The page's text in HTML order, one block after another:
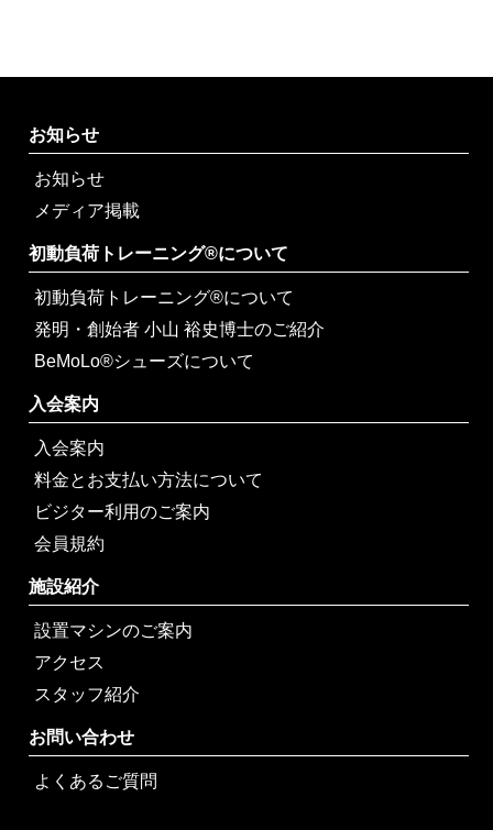
お知らせ
お知らせ
メディア掲載
初動負荷トレーニング®について
初動負荷トレーニング®について
発明・創始者 小山 裕史博士のご紹介
BeMoLo®シューズについて
入会案内
入会案内
料金とお支払い方法について
ビジター利用のご案内
会員規約
施設紹介
設置マシンのご案内
アクセス
スタッフ紹介
お問い合わせ
よくあるご質問